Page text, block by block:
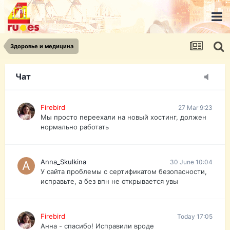
Здоровье и медицина
Чат
urist.dokument@gmail.com
https://pasport-ua.com/
Телеграмм @uristpassua
Firebird
Друзья - из России без VPN сайт и форум
Firebird 27 Mar 9:23
Мы просто переехали на новый хостинг, должен
нормально работать
Anna_Skulkina 30 June 10:04
У сайта проблемы с сертификатом безопасности,
исправьте, а без впн не открывается увы
Firebird Today 17:05
Анна - спасибо! Исправили вроде